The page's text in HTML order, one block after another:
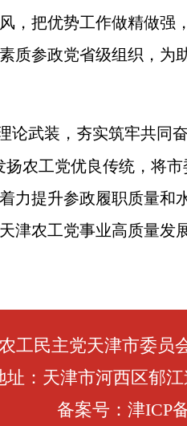
，把优势工作做精做
质参政党省级组织，
论武装，夯实筑牢共同
农工党优良传统，将
着力提升参政履职质量和
津农工党事业高质量发
工民主党天津市委员
址：天津市河西区郁
备案号：津ICP